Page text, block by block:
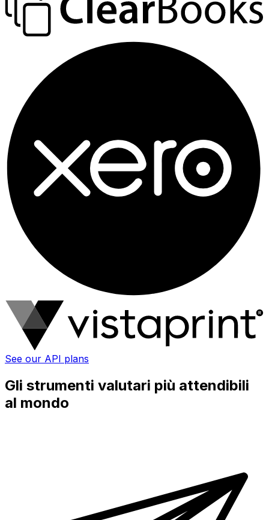
See our API plans
Gli strumenti valutari più attendibili
al mondo